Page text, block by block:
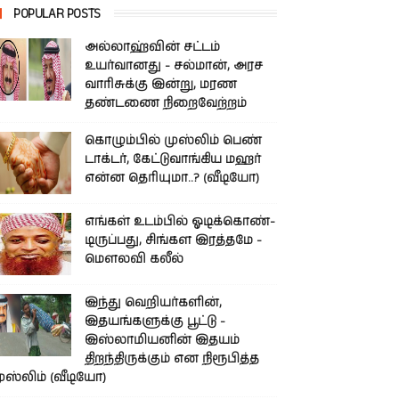
POPULAR POSTS
அல்லாஹ்வின் சட்டம்
உயர்வானது - சல்மான், அரச
வாரிசுக்கு இன்று, மரண
தண்டணை நிறைவேற்றம்
கொழும்பில் முஸ்லிம் பெண்
டாக்டர், கேட்டுவாங்கிய மஹர்
என்ன தெரியுமா..? (வீடியோ)
எங்கள் உடம்பில் ஓடிக்­கொண்­
டி­ருப்­பது, சிங்­கள இரத்­தமே -
மௌலவி கலீல்
இந்து வெறியர்களின்,
இதயங்களுக்கு பூட்டு -
இஸ்லாமியனின் இதயம்
திறந்திருக்கும் என நிரூபித்த
(வீடியோ)